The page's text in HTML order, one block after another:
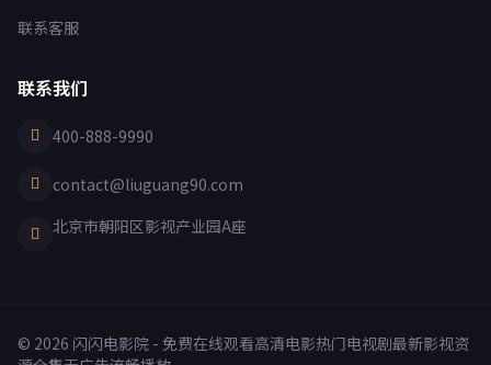
联系客服
联系我们
400-888-9990
contact@liuguang90.com
北京市朝阳区影视产业园A座
© 2026 闪闪电影院 - 免费在线观看高清电影热门电视剧最新影视资